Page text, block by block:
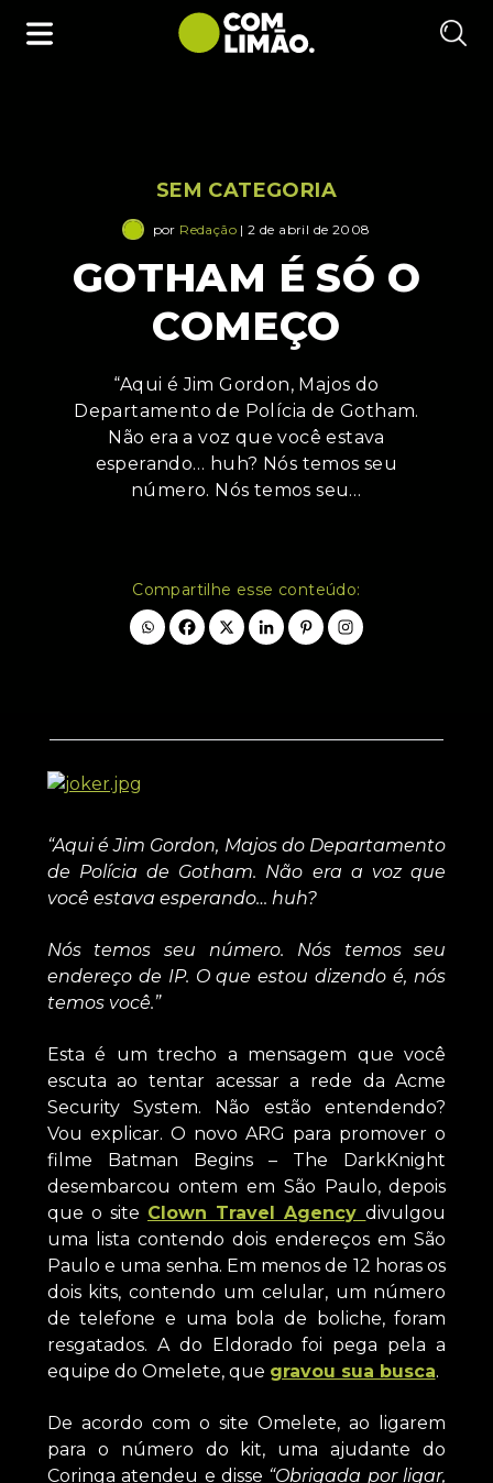
SEM CATEGORIA
por Redação | 2 de abril de 2008
GOTHAM É SÓ O
COMEÇO
“Aqui é Jim Gordon, Majos do
Departamento de Polícia de Gotham.
Não era a voz que você estava
esperando… huh? Nós temos seu
número. Nós temos seu…
Compartilhe esse conteúdo:
“Aqui é Jim Gordon, Majos do Departamento
de Polícia de Gotham. Não era a voz que
você estava esperando… huh?
Nós temos seu número. Nós temos seu
endereço de IP. O que estou dizendo é, nós
temos você.”
Esta é um trecho a mensagem que você
escuta ao tentar acessar a rede da Acme
Security System. Não estão entendendo?
Vou explicar. O novo ARG para promover o
filme Batman Begins – The DarkKnight
desembarcou ontem em São Paulo, depois
que o site Clown Travel Agencydivulgou
uma lista contendo dois endereços em São
Paulo e uma senha. Em menos de 12 horas os
dois kits, contendo um celular, um número
de telefone e uma bola de boliche, foram
resgatados. A do Eldorado foi pega pela a
equipe do Omelete, que gravou sua busca.
De acordo com o site Omelete, ao ligarem
para o número do kit, uma ajudante do
Coringa atendeu e disse “Obrigada por ligar,